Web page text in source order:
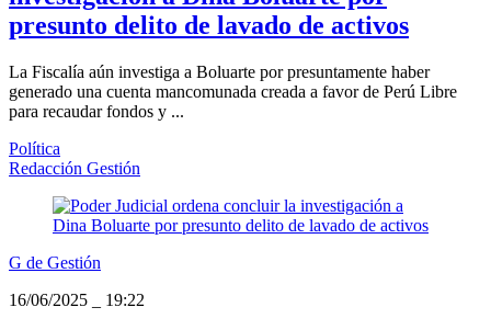
presunto delito de lavado de activos
La Fiscalía aún investiga a Boluarte por presuntamente haber
generado una cuenta mancomunada creada a favor de Perú Libre
para recaudar fondos y ...
Política
Redacción Gestión
G de Gestión
16/06/2025
19:22